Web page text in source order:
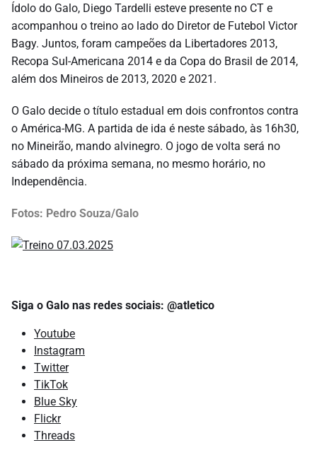
Ídolo do Galo, Diego Tardelli esteve presente no CT e
acompanhou o treino ao lado do Diretor de Futebol Victor
Bagy. Juntos, foram campeões da Libertadores 2013,
Recopa Sul-Americana 2014 e da Copa do Brasil de 2014,
além dos Mineiros de 2013, 2020 e 2021.
O Galo decide o título estadual em dois confrontos contra
o América-MG. A partida de ida é neste sábado, às 16h30,
no Mineirão, mando alvinegro. O jogo de volta será no
sábado da próxima semana, no mesmo horário, no
Independência.
Fotos: Pedro Souza/Galo
Siga o Galo nas redes sociais: @atletico
Youtube
Instagram
Twitter
TikTok
Blue Sky
Flickr
Threads